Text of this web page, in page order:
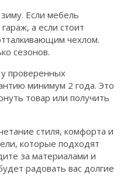
Если мебель
а если стоит
чехлом.
сезонов.
проверенных
минимум 2 года. Это
товар или получить
стиля, комфорта и
которые подходят
за материалами и
радовать вас долгие